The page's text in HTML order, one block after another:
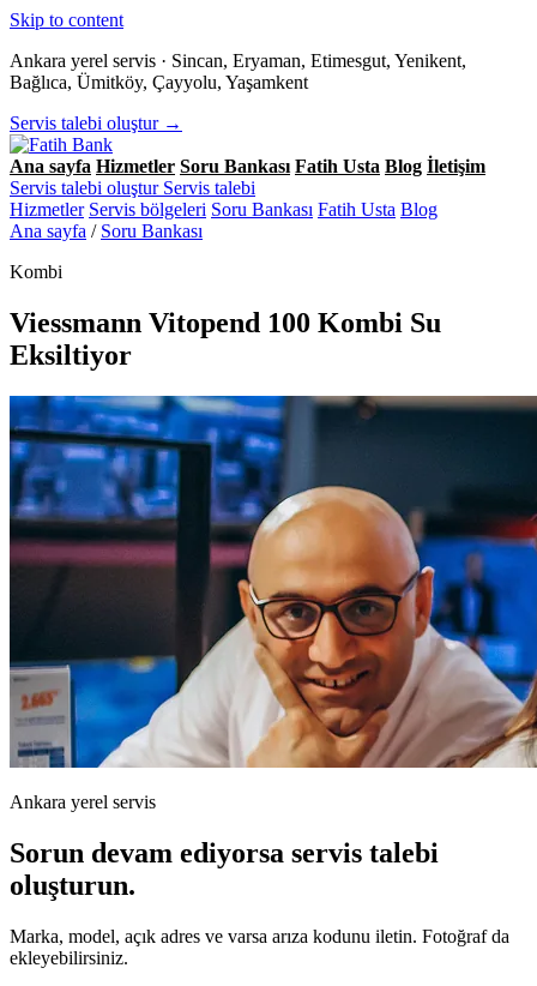
Skip to content
Ankara yerel servis · Sincan, Eryaman, Etimesgut, Yenikent,
Bağlıca, Ümitköy, Çayyolu, Yaşamkent
Servis talebi oluştur →
Ana sayfa Hizmetler Soru Bankası Fatih Usta Blog İletişim
Servis talebi oluştur Servis talebi
Hizmetler Servis bölgeleri Soru Bankası Fatih Usta Blog
Ana sayfa / Soru Bankası
Kombi
Viessmann Vitopend 100 Kombi Su
Eksiltiyor
Ankara yerel servis
Sorun devam ediyorsa servis talebi
oluşturun.
Marka, model, açık adres ve varsa arıza kodunu iletin. Fotoğraf da
ekleyebilirsiniz.